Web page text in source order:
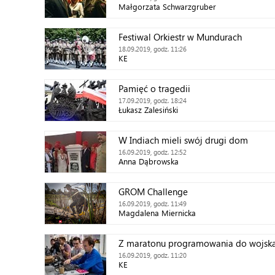
Małgorzata Schwarzgruber
Festiwal Orkiestr w Mundurach
18.09.2019, godz. 11:26
KE
Pamięć o tragedii
17.09.2019, godz. 18:24
Łukasz Zalesiński
W Indiach mieli swój drugi dom
16.09.2019, godz. 12:52
Anna Dąbrowska
GROM Challenge
16.09.2019, godz. 11:49
Magdalena Miernicka
Z maratonu programowania do
16.09.2019, godz. 11:20
KE